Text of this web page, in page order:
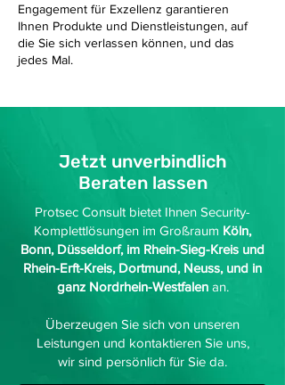
Engagement für Exzellenz garantieren
Ihnen Produkte und Dienstleistungen, auf
die Sie sich verlassen können, und das
jedes Mal.
Jetzt unverbindlich
Beraten lassen
Protsec Consult bietet Ihnen Security-
Komplettlösungen im Großraum Köln,
Bonn, Düsseldorf, im Rhein-Sieg-Kreis und
Rhein-Erft-Kreis, Dortmund, Neuss, und in
ganz Nordrhein-Westfalenan.
Überzeugen Sie sich von unseren
Leistungen und kontaktieren Sie uns,
wir sind persönlich für Sie da.